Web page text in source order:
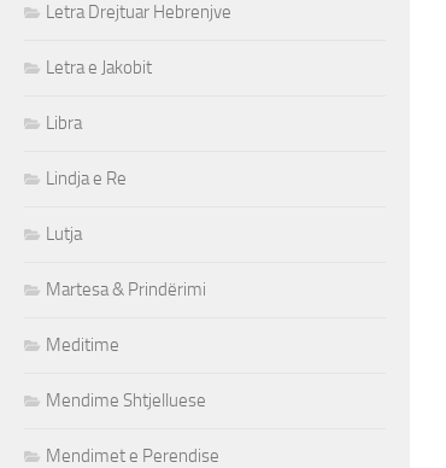
Letra Drejtuar Hebrenjve
Letra e Jakobit
Libra
Lindja e Re
Lutja
Martesa & Prindërimi
Meditime
Mendime Shtjelluese
Mendimet e Perendise